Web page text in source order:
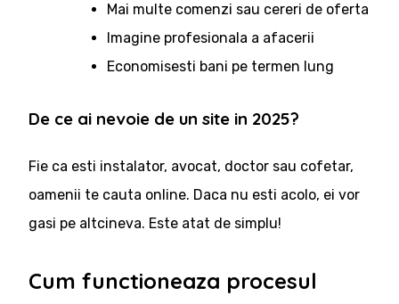
Mai multe comenzi sau cereri de oferta
Imagine profesionala a afacerii
Economisesti bani pe termen lung
De ce ai nevoie de un site in 2025?
Fie ca esti instalator, avocat, doctor sau cofetar,
oamenii te cauta online. Daca nu esti acolo, ei vor
gasi pe altcineva. Este atat de simplu!
Cum functioneaza procesul